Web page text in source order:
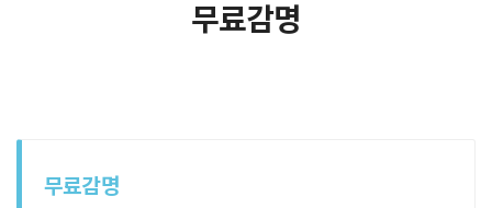
무료감명
무료감명